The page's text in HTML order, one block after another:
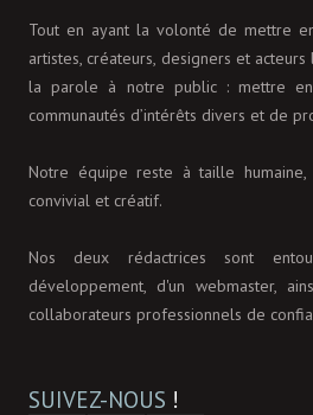
Tout en ayant la volonté de mettre
artistes, créateurs, designers et acteurs
la parole à notre public : mettre
communautés d’intérêts divers et de
Notre équipe reste à taille
convivial et créatif.
Nos deux rédactrices sont
développement, d'un webmaster,
collaborateurs professionnels de
SUIVEZ-NOUS !